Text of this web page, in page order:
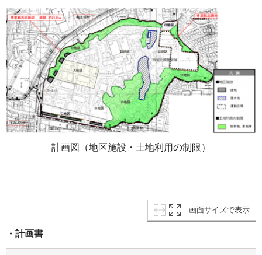
計画図（地区施設・土地利用の制限）
画面サイズで表示
・計画書